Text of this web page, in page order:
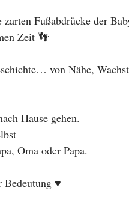
Fußabdrücke der
Zeit 👣
von Nähe,
Hause gehen.
Oma oder Papa.
♥️